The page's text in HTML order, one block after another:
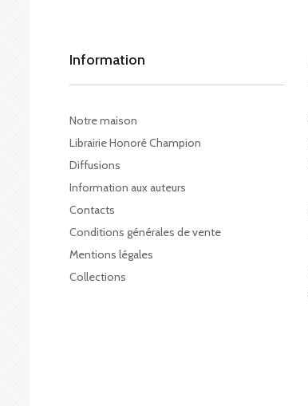
Information
Notre maison
Librairie Honoré Champion
Diffusions
Information aux auteurs
Contacts
Conditions générales de vente
Mentions légales
Collections